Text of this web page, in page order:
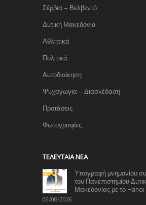
Σέρβια – Βελβεντό
Δυτική Μακεδονία
Αθλητικά
Πολιτικά
Αυτοδιοίκηση
Ψυχαγωγία – Διασκέδαση
Προτάσεις
Φωτογραφίες
TΕΛΕΥΤΑΊΑ ΝΈΑ
Υπογραφή μνημονίου
του Πανεπιστημίου
Μακεδονίας με το
06/08/2026